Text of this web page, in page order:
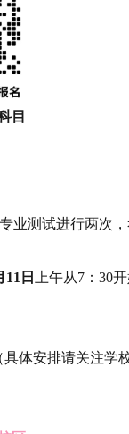
目
业测试进行两次
11日
上午从7：30
具体安排请关注学